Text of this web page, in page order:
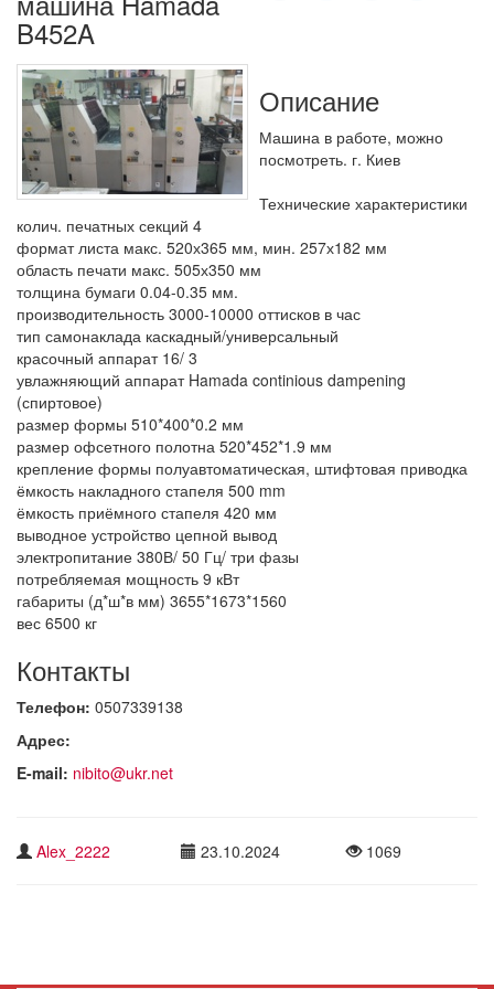
B452A
Описание
Машина в работе, можно
посмотреть. г. Киев
Технические характеристики
колич. печатных секций 4
формат листа макс. 520х365 мм, мин. 257х182 мм
область печати макс. 505х350 мм
толщина бумаги 0.04-0.35 мм.
производительность 3000-10000 оттисков в час
тип самонаклада каскадный/универсальный
красочный аппарат 16/ 3
увлажняющий аппарат Hamada continious dampening
(спиртовое)
размер формы 510*400*0.2 мм
размер офсетного полотна 520*452*1.9 мм
крепление формы полуавтоматическая, штифтовая приводка
ёмкость накладного стапеля 500 mm
ёмкость приёмного стапеля 420 мм
выводное устройство цепной вывод
электропитание 380В/ 50 Гц/ три фазы
потребляемая мощность 9 кВт
габариты (д*ш*в мм) 3655*1673*1560
вес 6500 кг
Контакты
Телефон: 0507339138
Адрес:
E-mail: nibito@ukr.net
Alex_2222 23.10.2024 1069